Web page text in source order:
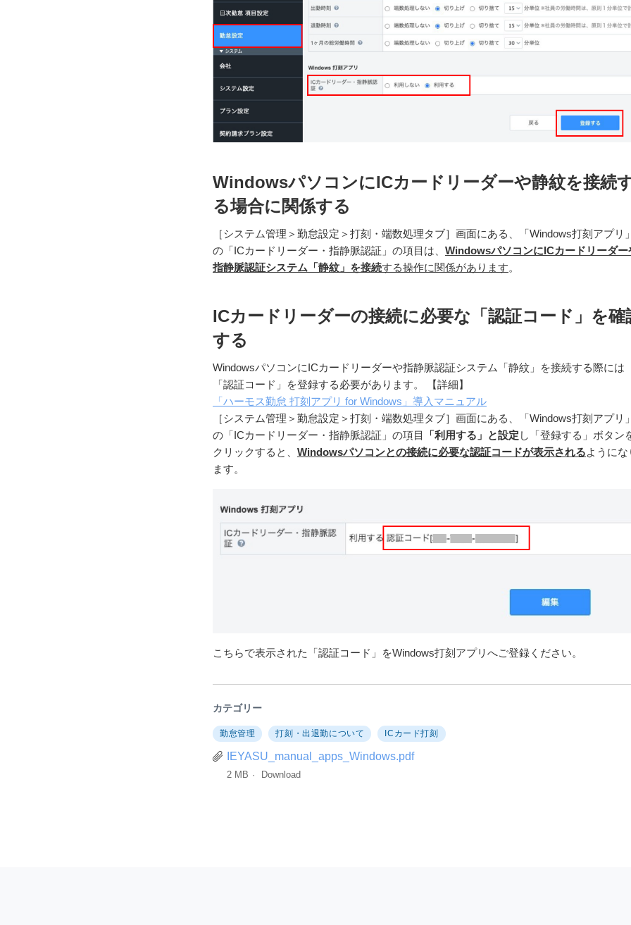
WindowsパソコンにICカードリーダーや静紋を接続
る場合に関係する
［システム管理＞勤怠設定＞打刻・端数処理タブ］画面にある、「Windows打刻アプリ」
の「ICカードリーダー・指静脈認証」の項目は、 WindowsパソコンにICカードリーダー
指静脈認証システム「静紋」を接続する操作に関係があります。
ICカードリーダーの接続に必要な「認証コード」を確
する
WindowsパソコンにICカードリーダーや指静脈認証システム「静紋」を接続する際には
「認証コード」を登録する必要があります。
【詳細】
「ハーモス勤怠 打刻アプリ for Windows」導⼊マニュアル
［システム管理＞勤怠設定＞打刻・端数処理タブ］画面にある、「Windows打刻アプリ」
の「ICカードリーダー・指静脈認証」の項目
「利用する」と設定 し「登録する」ボタン
クリックすると、 Windowsパソコンとの接続に必要な認証コードが表示されるようにな
ます。
こちらで表示された「認証コード」をWindows打刻アプリへご登録ください。
カテゴリー
勤怠管理 打刻・出退勤について ICカード打刻
IEYASU_manual_apps_Windows.pdf
2 MB Download